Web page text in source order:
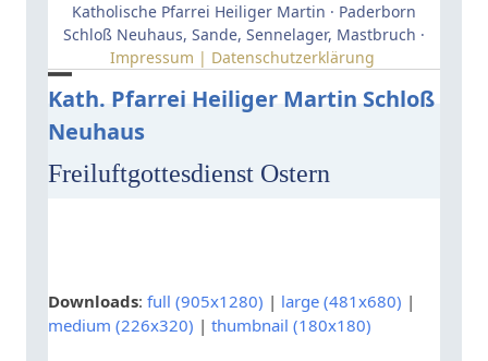
Katholische Pfarrei Heiliger Martin · Paderborn
Schloß Neuhaus, Sande, Sennelager, Mastbruch ·
Impressum | Datenschutzerklärung
Kath. Pfarrei Heiliger Martin Schloß
Neuhaus
Open
mobile
menu
Close
mobile
menu
Freiluftgottesdienst Ostern
Downloads: full (905x1280) | large (481x680) |
medium (226x320) | thumbnail (180x180)